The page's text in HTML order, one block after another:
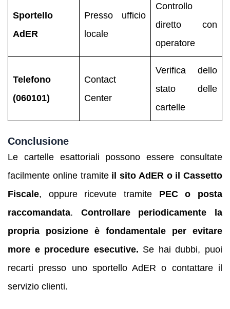
Sportello
AdER
Presso ufficio
locale
Controllo
diretto con
operatore
Telefono
(060101)
Contact
Center
Verifica dello
stato delle
cartelle
Conclusione
Le cartelle esattoriali possono essere consultate
facilmente online tramite il sito AdER o il Cassetto
Fiscale, oppure ricevute tramite PEC o posta
raccomandata. Controllare periodicamente la
propria posizione è fondamentale per evitare
more e procedure esecutive. Se hai dubbi, puoi
recarti presso uno sportello AdER o contattare il
servizio clienti.